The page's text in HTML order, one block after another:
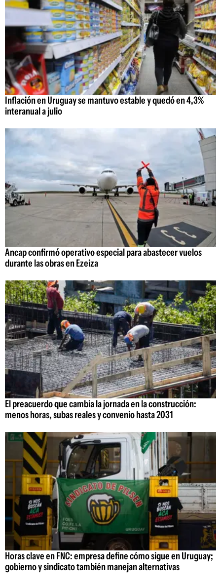
Inflación en Uruguay se mantuvo estable y quedó en 4,3%
interanual a julio
Ancap confirmó operativo especial para abastecer vuelos
durante las obras en Ezeiza
El preacuerdo que cambia la jornada en la construcción:
menos horas, subas reales y convenio hasta 2031
Horas clave en FNC: empresa define cómo sigue en Uruguay;
gobierno y sindicato también manejan alternativas